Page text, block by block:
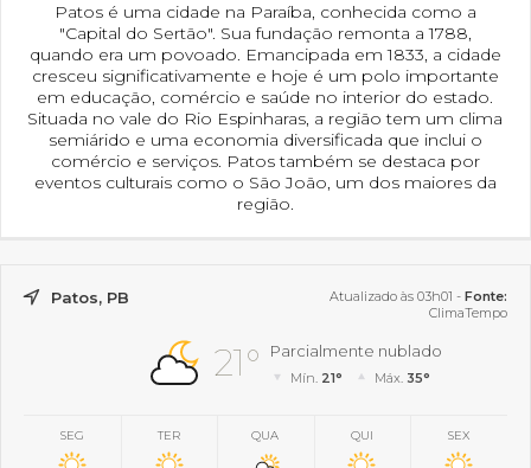
Patos é uma cidade na Paraíba, conhecida como a
"Capital do Sertão". Sua fundação remonta a 1788,
quando era um povoado. Emancipada em 1833, a cidade
cresceu significativamente e hoje é um polo importante
em educação, comércio e saúde no interior do estado.
Situada no vale do Rio Espinharas, a região tem um clima
semiárido e uma economia diversificada que inclui o
comércio e serviços. Patos também se destaca por
eventos culturais como o São João, um dos maiores da
região.
Patos, PB Atualizado às 03h01 - Fonte:
ClimaTempo
21° Parcialmente nublado
Mín. 21° Máx. 35°
SEG TER QUA QUI SEX